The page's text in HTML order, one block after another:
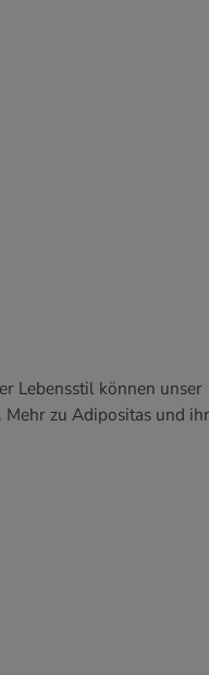
Lebensstil können unser
zu Adipositas und